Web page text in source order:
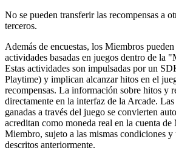
No se pueden transferir las recompensas a
terceros.
Además de encuestas, los Miembros
actividades basadas en juegos dentro de la
Estas actividades son impulsadas por un
Playtime) y implican alcanzar hitos en el
recompensas. La información sobre hitos y
directamente en la interfaz de la Arcade.
ganadas a través del juego se convierten
acreditan como moneda real en la cuenta
Miembro, sujeto a las mismas condiciones y
descritos anteriormente.